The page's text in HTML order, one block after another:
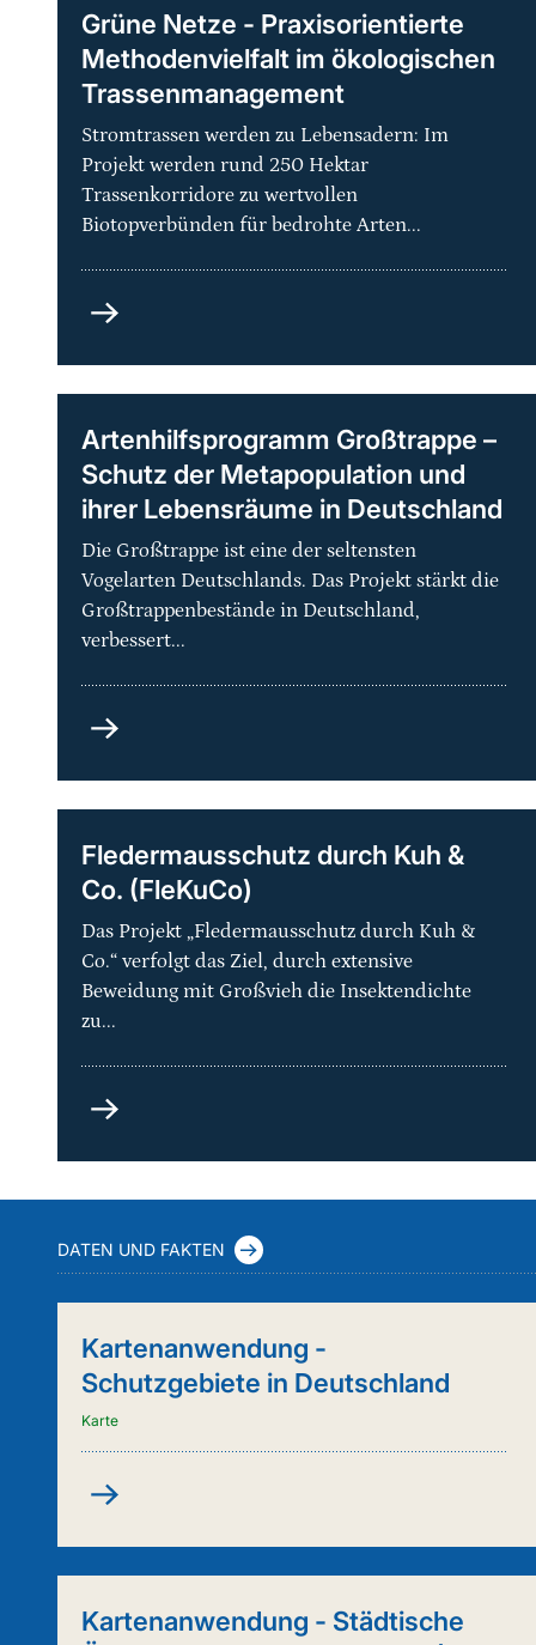
Grüne Netze - Praxisorientierte
Methodenvielfalt im ökologischen
Trassenmanagement
Stromtrassen werden zu Lebensadern: Im
Projekt werden rund 250 Hektar
Trassenkorridore zu wertvollen
Biotopverbünden für bedrohte Arten...
Grüne
-
Praxisorientierte
im
ökologischen
Trassenmanagement
Artenhilfsprogramm Großtrappe –
Schutz der Metapopulation und
ihrer Lebensräume in Deutschland
Die Großtrappe ist eine der seltensten
Vogelarten Deutschlands. Das Projekt stärkt die
Großtrappenbestände in Deutschland,
verbessert...
Artenhilfsprogramm
–
Schutz
Metapopulation
und
ihrer
Lebensräume
in
Deutschland
Fledermausschutz durch Kuh &
Co. (FleKuCo)
Das Projekt „Fledermausschutz durch Kuh &
Co.“ verfolgt das Ziel, durch extensive
Beweidung mit Großvieh die Insektendichte
zu...
Fledermausschutz
Kuh
(FleKuCo)
DATEN UND FAKTEN
Kartenanwendung -
Schutzgebiete in Deutschland
Karte
Kartenanwendung
Schutzgebiete
in
Kartenanwendung - Städtische